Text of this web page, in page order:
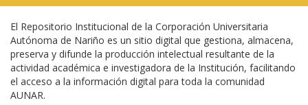
El Repositorio Institucional de la Corporación Universitaria
Autónoma de Nariño es un sitio digital que gestiona, almacena,
preserva y difunde la producción intelectual resultante de la
actividad académica e investigadora de la Institución, facilitando
el acceso a la información digital para toda la comunidad
AUNAR.